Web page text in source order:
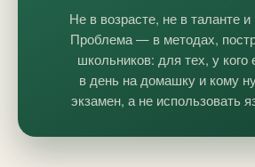
Не в возрасте, не в таланте
Проблема — в методах,
школьников: для тех, у кого
в день на домашку и кому
экзамен, а не использовать